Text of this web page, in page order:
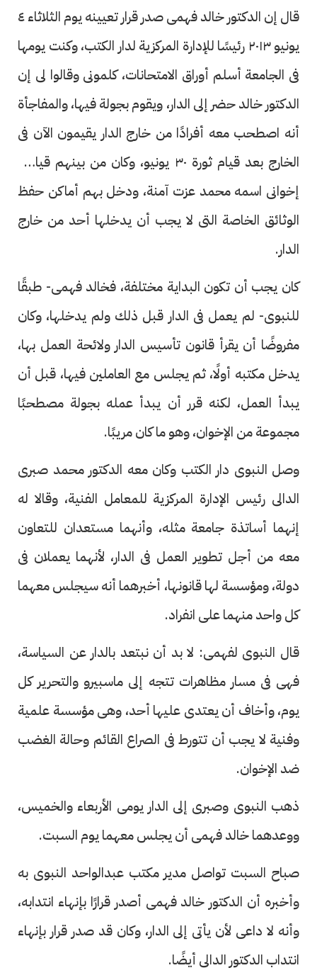
قال إن الدكتور خالد فهمى صدر قرار تعيينه يوم الثلاثاء ٤
يونيو ٢٠١٣ رئيسًا للإدارة المركزية لدار الكتب، وكنت يومها
فى الجامعة أسلم أوراق الامتحانات، كلمونى وقالوا لى إن
الدكتور خالد حضر إلى الدار، ويقوم بجولة فيها، والمفاجأة
أنه اصطحب معه أفرادًا من خارج الدار يقيمون الآن فى
الخارج بعد قيام ثورة ٣٠ يونيو، وكان من بينهم قيادى
إخوانى اسمه محمد عزت آمنة، ودخل بهم أماكن حفظ
الوثائق الخاصة التى لا يجب أن يدخلها أحد من خارج
الدار.
كان يجب أن تكون البداية مختلفة، فخالد فهمى- طبقًا
للنبوى- لم يعمل فى الدار قبل ذلك ولم يدخلها، وكان
مفروضًا أن يقرأ قانون تأسيس الدار ولائحة العمل بها،
يدخل مكتبه أولًا، ثم يجلس مع العاملين فيها، قبل أن
يبدأ العمل، لكنه قرر أن يبدأ عمله بجولة مصطحبًا
مجموعة من الإخوان، وهو ما كان مريبًا.
وصل النبوى دار الكتب وكان معه الدكتور محمد صبرى
الدالى رئيس الإدارة المركزية للمعامل الفنية، وقالا له
إنهما أساتذة جامعة مثله، وأنهما مستعدان للتعاون
معه من أجل تطوير العمل فى الدار، لأنهما يعملان فى
دولة، ومؤسسة لها قانونها، أخبرهما أنه سيجلس معهما
كل واحد منهما على انفراد.
قال النبوى لفهمى: لا بد أن نبتعد بالدار عن السياسة،
فهى فى مسار مظاهرات تتجه إلى ماسبيرو والتحرير كل
يوم، وأخاف أن يعتدى عليها أحد، وهى مؤسسة علمية
وفنية لا يجب أن تتورط فى الصراع القائم وحالة الغضب
ضد الإخوان.
ذهب النبوى وصبرى إلى الدار يومى الأربعاء والخميس،
ووعدهما خالد فهمى أن يجلس معهما يوم السبت.
صباح السبت تواصل مدير مكتب عبدالواحد النبوى به
وأخبره أن الدكتور خالد فهمى أصدر قرارًا بإنهاء انتدابه،
وأنه لا داعى لأن يأتى إلى الدار، وكان قد صدر قرار بإنهاء
انتداب الدكتور الدالى أيضًا.